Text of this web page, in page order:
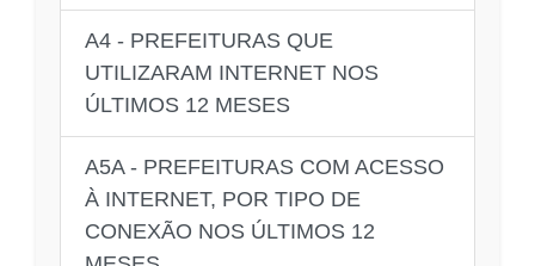
A4 - PREFEITURAS QUE
UTILIZARAM INTERNET NOS
ÚLTIMOS 12 MESES
A5A - PREFEITURAS COM ACESSO
À INTERNET, POR TIPO DE
CONEXÃO NOS ÚLTIMOS 12